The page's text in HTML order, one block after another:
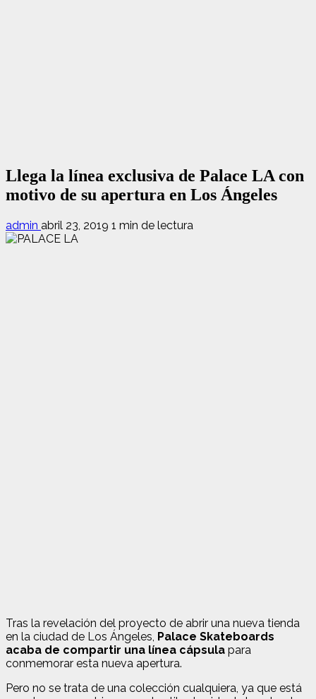
Llega la línea exclusiva de Palace LA con
motivo de su apertura en Los Ángeles
admin abril 23, 2019 1 min de lectura
Tras la revelación del proyecto de abrir una nueva tienda
en la ciudad de Los Ángeles, Palace Skateboards
acaba de compartir una línea cápsula para
conmemorar esta nueva apertura.
Pero no se trata de una colección cualquiera, ya que está